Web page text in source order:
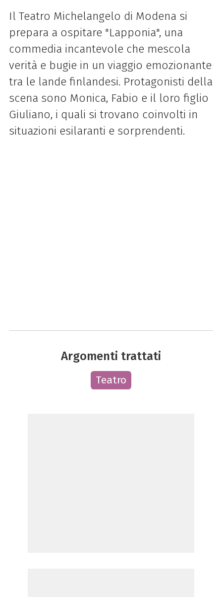
Il Teatro Michelangelo di Modena si
prepara a ospitare "Lapponia", una
commedia incantevole che mescola
verità e bugie in un viaggio emozionante
tra le lande finlandesi. Protagonisti della
scena sono Monica, Fabio e il loro figlio
Giuliano, i quali si trovano coinvolti in
situazioni esilaranti e sorprendenti.
Argomenti trattati
Teatro